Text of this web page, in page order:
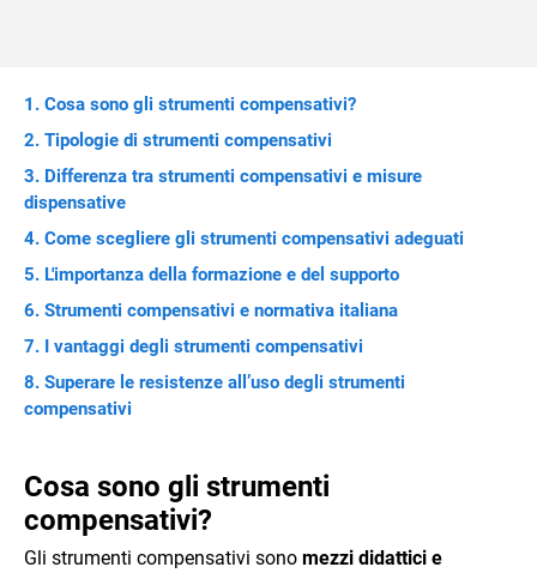
Cosa sono gli strumenti compensativi?
Tipologie di strumenti compensativi
Differenza tra strumenti compensativi e misure
dispensative
Come scegliere gli strumenti compensativi adeguati
L'importanza della formazione e del supporto
Strumenti compensativi e normativa italiana
I vantaggi degli strumenti compensativi
Superare le resistenze all’uso degli strumenti
compensativi
Cosa sono gli strumenti
compensativi?
Gli strumenti compensativi sono mezzi didattici e